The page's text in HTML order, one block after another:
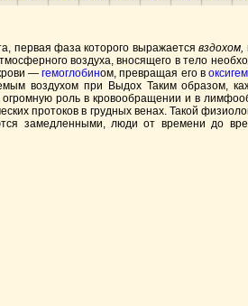
первая фаза которого выражаетсявздохом,
воздуха, вносящего в тело
—гемоглобином, превращая его в
воздухом при Выдох Таким образом,
огромную роль в кровообращении и в
протоков в грудных венах. Такой
замедленными, люди от времени до